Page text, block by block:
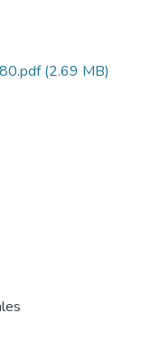
(2.69 MB)